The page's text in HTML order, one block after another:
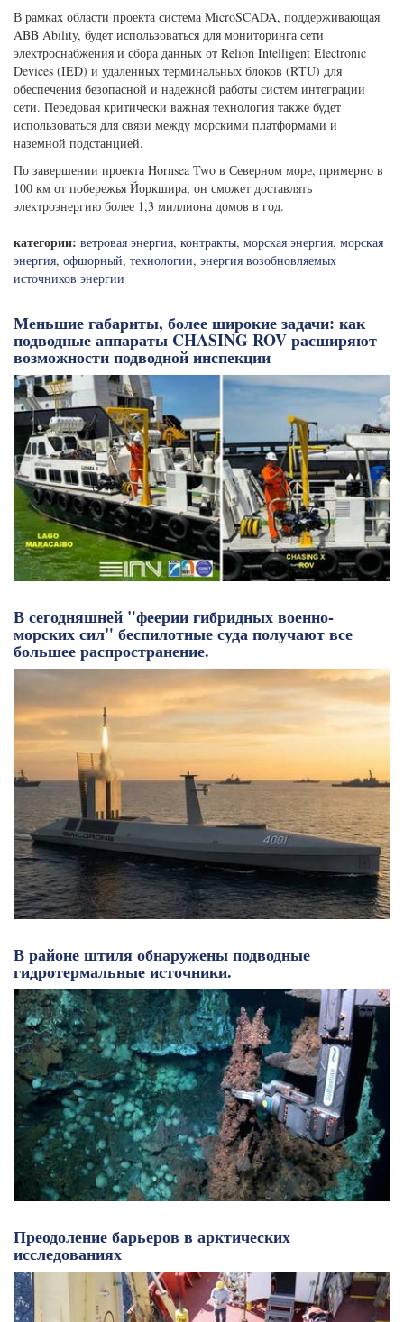
В рамках области проекта система MicroSCADA, поддерживающая
ABB Ability, будет использоваться для мониторинга сети
электроснабжения и сбора данных от Relion Intelligent Electronic
Devices (IED) и удаленных терминальных блоков (RTU) для
обеспечения безопасной и надежной работы систем интеграции
сети. Передовая критически важная технология также будет
использоваться для связи между морскими платформами и
наземной подстанцией.
По завершении проекта Hornsea Two в Северном море, примерно в
100 км от побережья Йоркшира, он сможет доставлять
электроэнергию более 1,3 миллиона домов в год.
категории: ветровая энергия, контракты, морская энергия, морская
энергия, офшорный, технологии, энергия возобновляемых
источников энергии
Меньшие габариты, более широкие задачи: как
подводные аппараты CHASING ROV расширяют
возможности подводной инспекции
В сегодняшней "феерии гибридных военно-
морских сил" беспилотные суда получают все
большее распространение.
В районе штиля обнаружены подводные
гидротермальные источники.
Преодоление барьеров в арктических
исследованиях